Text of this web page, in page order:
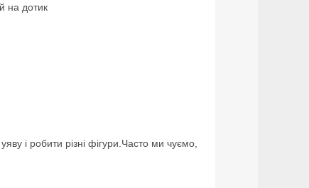
на дотик
і робити різні фігури.Часто ми чуємо,